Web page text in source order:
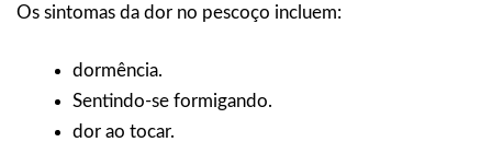
Os sintomas da dor no pescoço incluem:
dormência.
Sentindo-se formigando.
dor ao tocar.